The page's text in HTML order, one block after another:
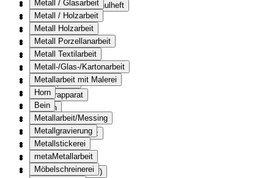
Probeschriften/ Schulheft
Prospekt / Flyer
Publikation
Radfahrzeuge
Tretroller
Radioapparate
Rundspruch
Rasierapparat
Rauch
Rechengerät
Recht und Gesetz
Registerheft
Reglemente
Reisebericht (Brief)
Metall / Glasarbeit
Metall / Holzarbeit
Metall Holzarbeit
Metall Porzellanarbeit
Metall Textilarbeit
Metall-/Glas-/Kartonarbeit
Metallarbeit mit Malerei
Horn
Bein
Metallarbeit/Messing
Metallgravierung
Metallstickerei
metaMetallarbeit
Möbelschreinerei